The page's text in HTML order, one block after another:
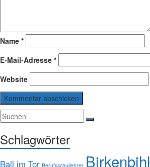
Name *
E-Mail-Adresse *
Website
Schlagwörter
Ball im Tor Berufsschullehrer Birkenbihl